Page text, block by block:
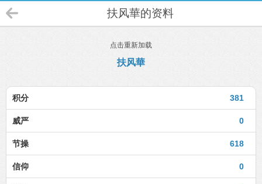
扶风華的资料
点击重新加载
扶风華
381
积分
0
威严
618
节操
0
信仰